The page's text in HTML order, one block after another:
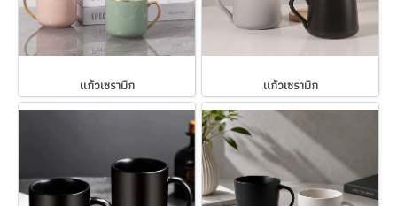
แก้วเซรามิก แก้วเซรามิก